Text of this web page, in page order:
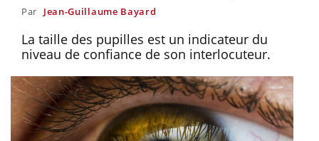
Par Jean-Guillaume Bayard
La taille des pupilles est un indicateur du
niveau de confiance de son interlocuteur.